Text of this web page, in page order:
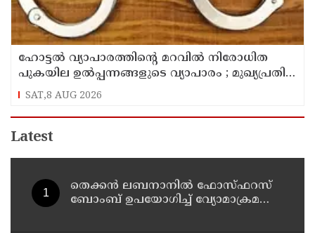
ഹോട്ടൽ വ്യാപാരത്തിന്റെ മറവിൽ നിരോധിത
പുകയില ഉൽപ്പന്നങ്ങളുടെ വ്യാപാരം ; മുഖ്യപ്രതി
പിടിയിൽ
SAT,8 AUG 2026
Latest
തെക്കൻ ലബനാനിൽ ഫോസ്ഫറസ്
ബോംബ് ഉപയോഗിച്ച് വ്യോമാക്രമണം